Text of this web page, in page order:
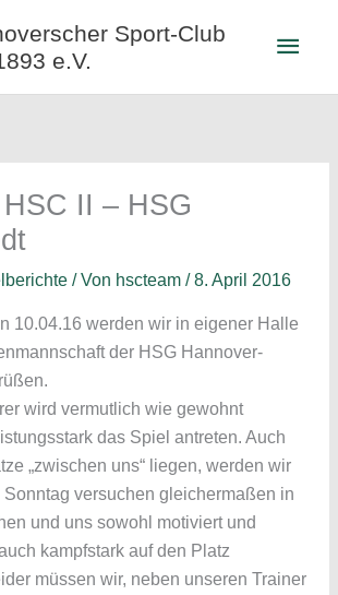
Sport-Club
e.V.
II – HSG
/ Von hscteam /8. April 2016
10.04.16 werden wir in eigener Halle
der HSG Hannover-
wird vermutlich wie gewohnt
das Spiel antreten. Auch
„zwischen uns“ liegen, werden wir
versuchen gleichermaßen in
und uns sowohl motiviert und
kampfstark auf den Platz
müssen wir, neben unseren Trainer